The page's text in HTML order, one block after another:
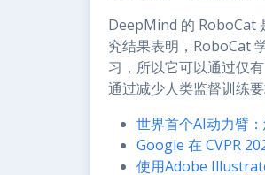
DeepMind 的 RoboCat
究结果表明，RoboCat
习，所以它可以通过仅
通过减少人类监督训练
世界首个AI动力臂
Google 在 CVPR
使用Adobe